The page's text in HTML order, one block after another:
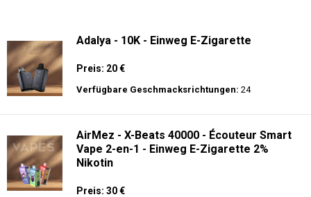
Adalya - 10K - Einweg E-Zigarette
Preis: 20 €
Verfügbare Geschmacksrichtungen: 24
AirMez - X-Beats 40000 - Écouteur Smart
Vape 2-en-1 - Einweg E-Zigarette 2%
Nikotin
Preis: 30 €